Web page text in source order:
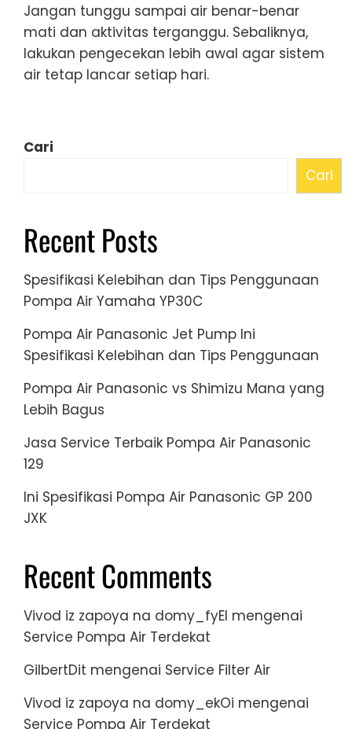
Jangan tunggu sampai air benar-benar
mati dan aktivitas terganggu. Sebaliknya,
lakukan pengecekan lebih awal agar sistem
air tetap lancar setiap hari.
Cari
Cari
Recent Posts
Spesifikasi Kelebihan dan Tips Penggunaan
Pompa Air Yamaha YP30C
Pompa Air Panasonic Jet Pump Ini
Spesifikasi Kelebihan dan Tips Penggunaan
Pompa Air Panasonic vs Shimizu Mana yang
Lebih Bagus
Jasa Service Terbaik Pompa Air Panasonic
129
Ini Spesifikasi Pompa Air Panasonic GP 200
JXK
Recent Comments
Vivod iz zapoya na domy_fyEl mengenai
Service Pompa Air Terdekat
GilbertDit mengenai Service Filter Air
Vivod iz zapoya na domy_ekOi mengenai
Service Pompa Air Terdekat